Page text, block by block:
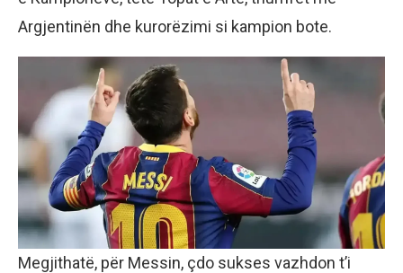
Argjentinën dhe kurorëzimi si kampion bote.
Megjithatë, për Messin, çdo sukses vazhdon t’i